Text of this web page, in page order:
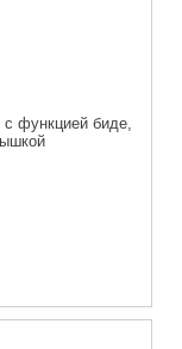
функцией биде,